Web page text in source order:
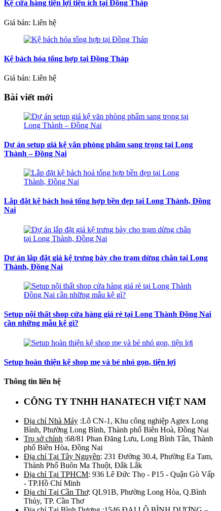
Kệ cửa hàng tiện lợi tiện ích tại Đồng Tháp
Giá bán: Liên hệ
Kệ bách hóa tổng hợp tại Đồng Tháp
Giá bán: Liên hệ
Bài viết mới
Dự án setup giá kệ văn phòng phẩm sang trọng tại Long
Thành – Đồng Nai
Lắp đặt kệ bách hoá tổng hợp bền đẹp tại Long Thành, Đồng
Nai
Dự án lắp đặt giá kệ trưng bày cho trạm dừng chân tại Long
Thành, Đồng Nai
Setup nội thất shop cửa hàng giá rẻ tại Long Thành Đồng Nai
cần những mẫu kệ gì?
Setup hoàn thiện kệ shop mẹ và bé nhỏ gọn, tiện lợi
Thông tin liên hệ
CÔNG TY TNHH HANATECH VIỆT NAM
Địa chỉ Nhà Máy :Lô CN-1, Khu công nghiệp Agtex Long
Bình, Phường Long Bình, Thành phố Biên Hoà, Đồng Nai
Trụ sở chính :68/81 Phan Đăng Lưu, Long Bình Tân, Thành
phố Biên Hòa, Đồng Nai
Địa chỉ Tại Tây Nguyên: 231 Đường 30.4, Phường Ea Tam,
Thành Phố Buôn Ma Thuột, Đắk Lắk
Địa chỉ Tại TPHCM: 936 Lê Đức Thọ - P15 - Quận Gò Vấp
- TP.Hồ Chí Minh
Địa chỉ Tại Cần Thơ: QL91B, Phường Long Hòa, Q.Bình
Thủy, TP. Cần Thơ